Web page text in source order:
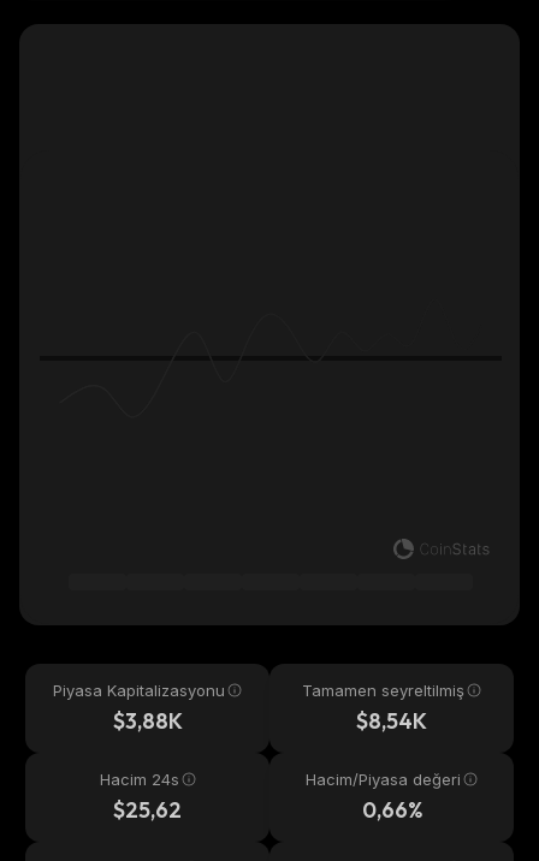
Piyasa Kapitalizasyonu
$3,88K
Tamamen seyreltilmiş
$8,54K
Hacim 24s
$25,62
Hacim/Piyasa değeri
0,66%